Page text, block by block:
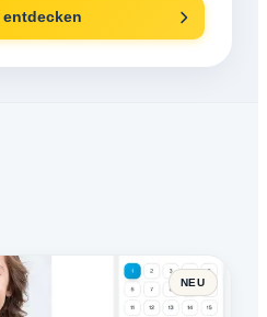
entdecken
NEU